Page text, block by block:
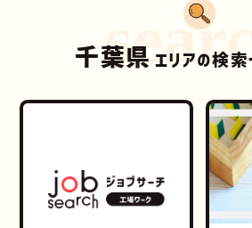
千葉県 エリアの検索